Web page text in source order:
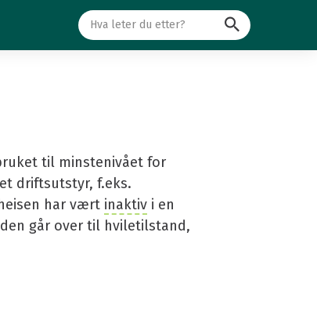
Søk
til minstenivået for
driftsutstyr, f.eks.
har vært inaktiv i en
går over til hviletilstand,